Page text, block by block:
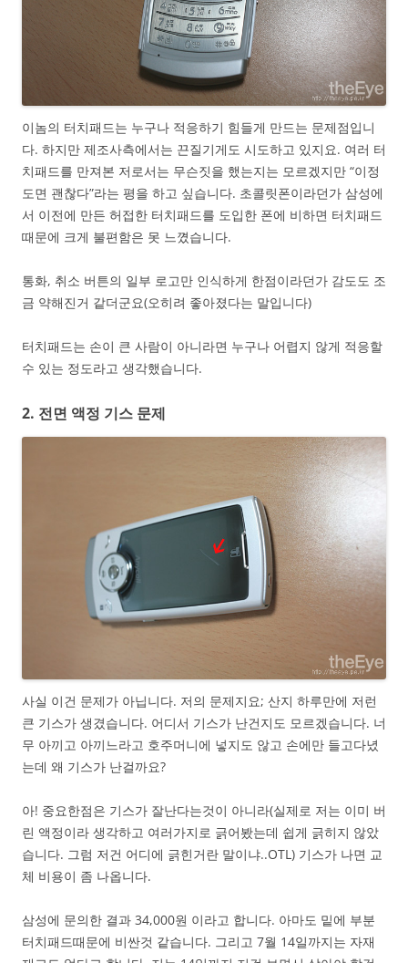
이놈의 터치패드는 누구나 적응하기 힘들게 만드는 문제점입니
다. 하지만 제조사측에서는 끈질기게도 시도하고 있지요. 여러 터
치패드를 만져본 저로서는 무슨짓을 했는지는 모르겠지만 “이정
도면 괜찮다”라는 평을 하고 싶습니다. 초콜릿폰이라던가 삼성에
서 이전에 만든 허접한 터치패드를 도입한 폰에 비하면 터치패드
때문에 크게 불편함은 못 느꼈습니다.
통화, 취소 버튼의 일부 로고만 인식하게 한점이라던가 감도도 조
금 약해진거 같더군요(오히려 좋아졌다는 말입니다)
터치패드는 손이 큰 사람이 아니라면 누구나 어렵지 않게 적응할
수 있는 정도라고 생각했습니다.
2. 전면 액정 기스 문제
사실 이건 문제가 아닙니다. 저의 문제지요; 산지 하루만에 저런
큰 기스가 생겼습니다. 어디서 기스가 난건지도 모르겠습니다. 너
무 아끼고 아끼느라고 호주머니에 넣지도 않고 손에만 들고다녔
는데 왜 기스가 난걸까요?
아! 중요한점은 기스가 잘난다는것이 아니라(실제로 저는 이미 버
린 액정이라 생각하고 여러가지로 긁어봤는데 쉽게 긁히지 않았
습니다. 그럼 저건 어디에 긁힌거란 말이냐..OTL) 기스가 나면 교
체 비용이 좀 나옵니다.
삼성에 문의한 결과 34,000원 이라고 합니다. 아마도 밑에 부분
터치패드때문에 비싼것 같습니다. 그리고 7월 14일까지는 자재